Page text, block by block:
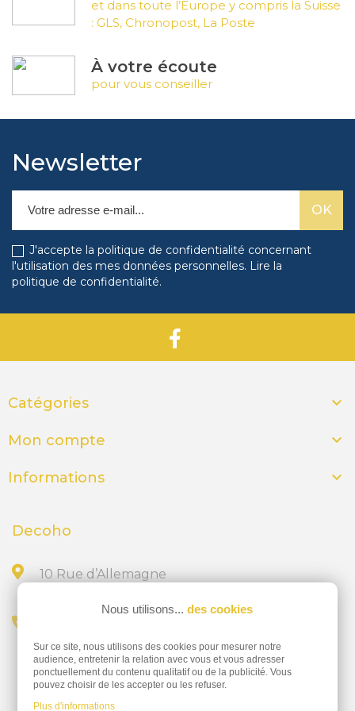
matériaux, avec des finitions mates, brillantes
adhésif, vis ou entretoises.
Pictogrammes et symboles
universelle, les pictogrammes sont
indispensables. Toilettes, accès handicapé,
interdiction de fumer, escaliers, ascenseur :
leur utilisation garantit une signalisation
rapide et intuitive, y compris pour les
personnes ne parlant pas la langue. Nos
seule ou intégrés à des plaques
Ces cadres sont idéaux pour présenter des
informations temporaires ou régulièrement
d’évacuation. Certains modèles offrent une
contenu, tandis que d’autres intègrent une
aluminium, PVC ou bois, et en différents
Affichage suspendu
L’affichage suspendu optimise la visibilité tout
en libérant de l’espace mural. Il s’agit souvent
et dans toute l’Europe y compris la Suisse
: GLS, Chronopost, La Poste
À votre écoute
pour vous conseiller
Newsletter
J'accepte la politique de confidentialité concernant
l'utilisation des mes données personnelles. Lire la
politique de confidentialité.
Catégories 
Mon compte 
Informations 
Decoho
10 Rue d’Allemagne
02 28 23 15 32
Nous utilisons... des cookies
Sur ce site, nous utilisons des cookies pour mesurer notre
audience, entretenir la relation avec vous et vous adresser
ponctuellement du contenu qualitatif ou de la publicité. Vous
pouvez choisir de les accepter ou les refuser.
Plus d'informations